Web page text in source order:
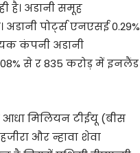
है। अडानी समूह
पोर्ट्स एनएसई 0.29%
कंपनी अडानी
से र 835 करोड़ में इनलैंड
मिलियन टीईयू (बीस
और न्हावा शेवा